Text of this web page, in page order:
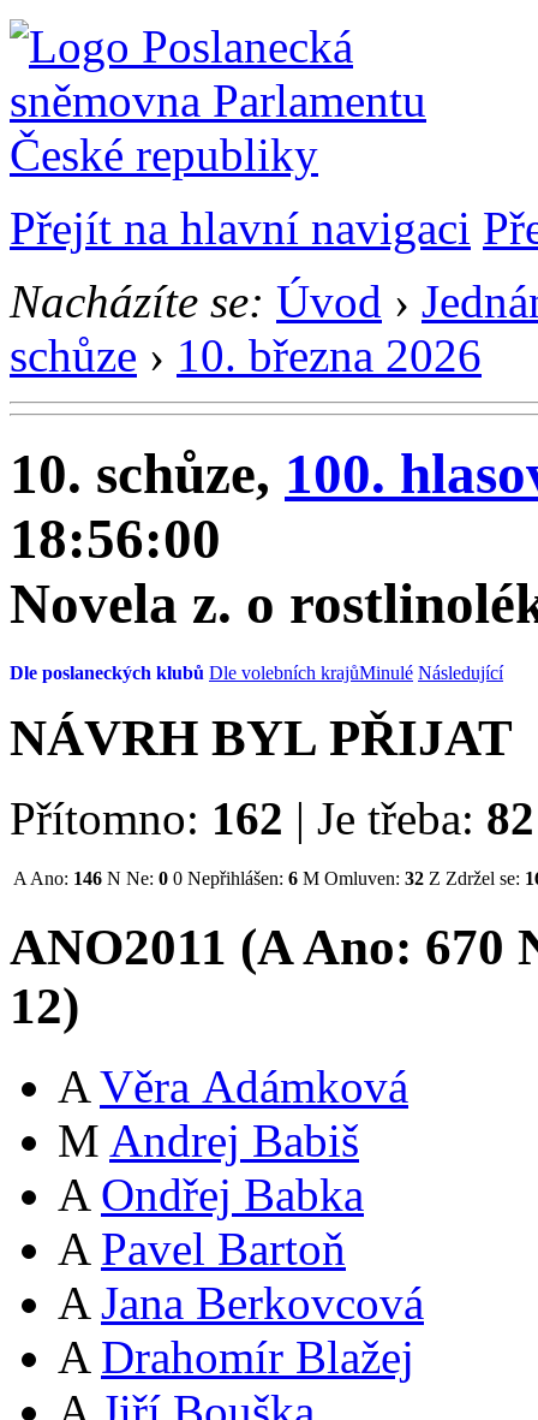
Přejít na hlavní navigaci
Nacházíte se: Úvod ›
schůze › 10. března 2026
10. schůze, 100.
18:56:00
Novela z. o
Dle poslaneckých klubů Dle volebních krajůMinulé Následující
NÁVRH BYL PŘIJAT
Přítomno: 162 | Je třeba: 82
A Ano: 146 N Ne: 0 0 Nepřihlášen: 6 M Omluven: 32 Z Zdržel se:
ANO2011 (AAno: 670
12)
A Věra Adámková
M Andrej Babiš
A Ondřej Babka
A Pavel Bartoň
A Jana Berkovcová
A Drahomír Blažej